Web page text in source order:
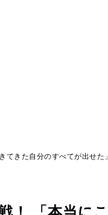
きた自分のすべてが出せた」
！ 「本当に